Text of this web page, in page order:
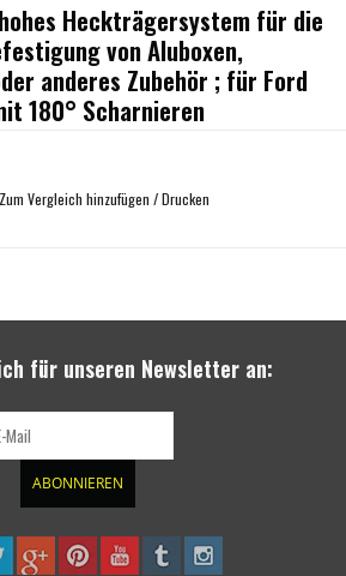
Heckträgersystem für die
von Aluboxen,
anderes Zubehör ; für Ford
180° Scharnieren
Zum Vergleich hinzufügen /Drucken
für unseren Newsletter an:
ABONNIEREN